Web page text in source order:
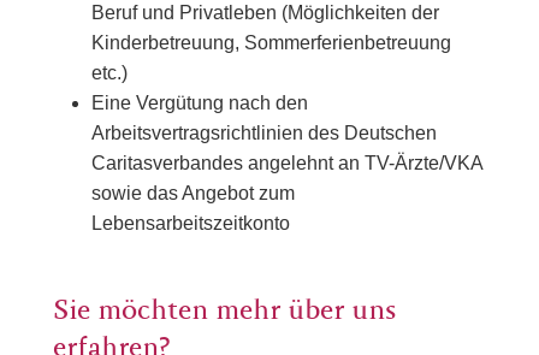
Beruf und Privatleben (Möglichkeiten der
Kinderbetreuung, Sommerferienbetreuung
etc.)
Eine Vergütung nach den
Arbeitsvertragsrichtlinien des Deutschen
Caritasverbandes angelehnt an TV-Ärzte/VKA
sowie das Angebot zum
Lebensarbeitszeitkonto
Sie möchten mehr über uns